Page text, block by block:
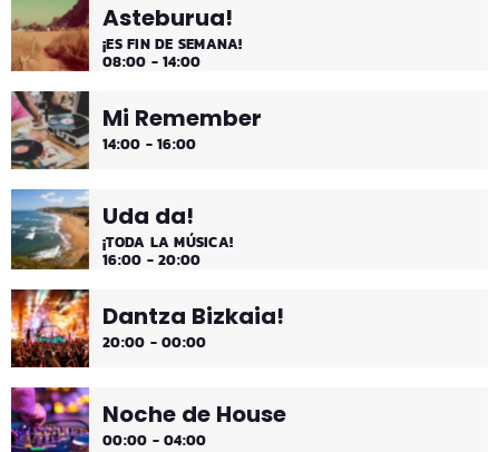
Asteburua!
¡ES FIN DE SEMANA!
08:00 - 14:00
Mi Remember
14:00 - 16:00
Uda da!
¡TODA LA MÚSICA!
16:00 - 20:00
Dantza Bizkaia!
20:00 - 00:00
Noche de House
00:00 - 04:00